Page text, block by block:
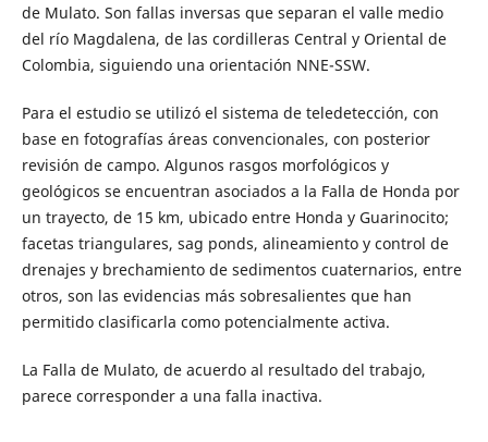
de Mulato. Son fallas inversas que separan el valle medio
del río Magdalena, de las cordilleras Central y Oriental de
Colombia, siguiendo una orientación NNE-SSW.
Para el estudio se utilizó el sistema de teledetección, con
base en fotografías áreas convencionales, con posterior
revisión de campo. Algunos rasgos morfológicos y
geológicos se encuentran asociados a la Falla de Honda por
un trayecto, de 15 km, ubicado entre Honda y Guarinocito;
facetas triangulares, sag ponds, alineamiento y control de
drenajes y brechamiento de sedimentos cuaternarios, entre
otros, son las evidencias más sobresalientes que han
permitido clasificarla como potencialmente activa.
La Falla de Mulato, de acuerdo al resultado del trabajo,
parece corresponder a una falla inactiva.